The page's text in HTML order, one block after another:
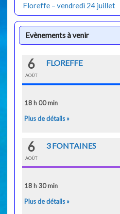
Floreffe – vendredi 24 juillet
Evènements à venir
6
AOÛT
FLOREFFE
18 h 00 min
Plus de détails »
6
AOÛT
3 FONTAINES
18 h 30 min
Plus de détails »